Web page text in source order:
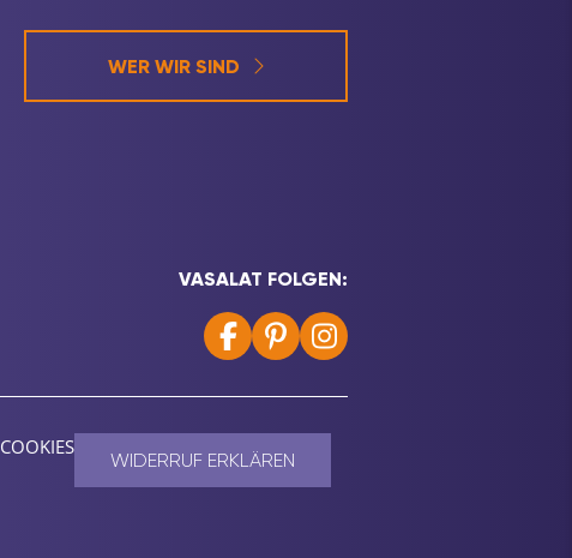
WER WIR SIND
VASALAT FOLGEN:
COOKIES
WIDERRUF ERKLÄREN